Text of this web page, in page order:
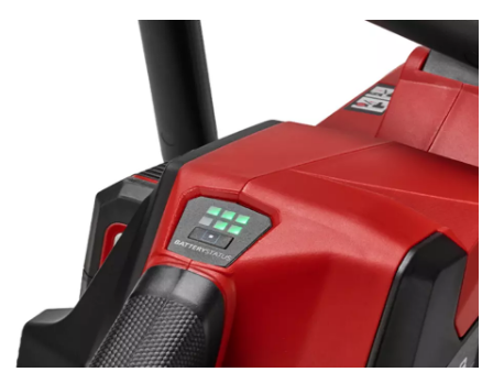
Google Maps laden zu können!
This content is not permitted to load due
to trackers that are not disclosed to the
visitor. The website owner needs to setup
the site with their CMP to add this content
to the list of technologies used.
Powered byUsercentrics Consent
Management Platform